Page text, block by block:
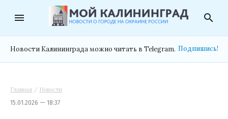
menu search
Новости Калининграда можно читать в Telegram. Подпишись!
Главная / Новости
15.01.2026 — 18:37